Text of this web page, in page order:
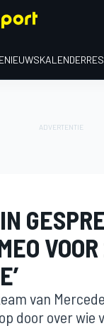
NIEUWSKALENDER
van
door over wie